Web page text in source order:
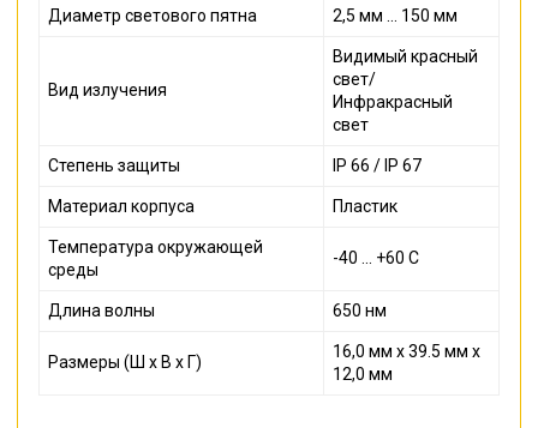
Диаметр светового пятна 2,5 мм ... 150 мм
Вид излучения
Видимый красный
свет/
Инфракрасный
свет
Степень защиты IP 66 / IP 67
Материал корпуса Пластик
Температура окружающей
среды
-40 ... +60 С
Длина волны 650 нм
Размеры (Ш x В x Г)
16,0 мм x 39.5 мм x
12,0 мм